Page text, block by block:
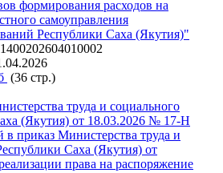
формирования расходов на
самоуправления
Республики Саха (Якутия)"
1400202604010002
(36 стр.)
труда и социального
(Якутия) от 18.03.2026 № 17-Н
приказ Министерства труда и
Саха (Якутия) от
права на распоряжение